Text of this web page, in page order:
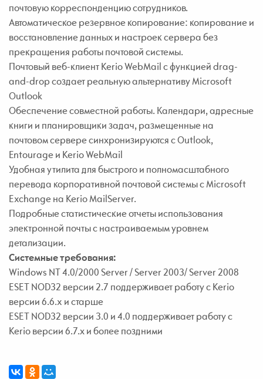
почтовую корреспонденцию сотрудников.
Автоматическое резервное копирование: копирование и
восстановление данных и настроек сервера без
прекращения работы почтовой системы.
Почтовый веб-клиент Kerio WebMail с функцией drag-
and-drop создает реальную альтернативу Microsoft
Outlook
Обеспечение совместной работы. Календари, адресные
книги и планировщики задач, размещенные на
почтовом сервере синхронизируются с Outlook,
Entourage и Kerio WebMail
Удобная утилита для быстрого и полномасштабного
перевода корпоративной почтовой системы с Microsoft
Exchange на Kerio MailServer.
Подробные статистические отчеты использования
электронной почты с настраиваемым уровнем
детализации.
Системные требования:
Windows NT 4.0/2000 Server / Server 2003/ Server 2008
ESET NOD32 версии 2.7 поддерживает работу с Kerio
версии 6.6.x и старше
ESET NOD32 версии 3.0 и 4.0 поддерживает работу с
Kerio версии 6.7.х и более поздними